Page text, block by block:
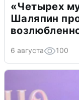
«Четырех
Шаляпин
6 августа 100